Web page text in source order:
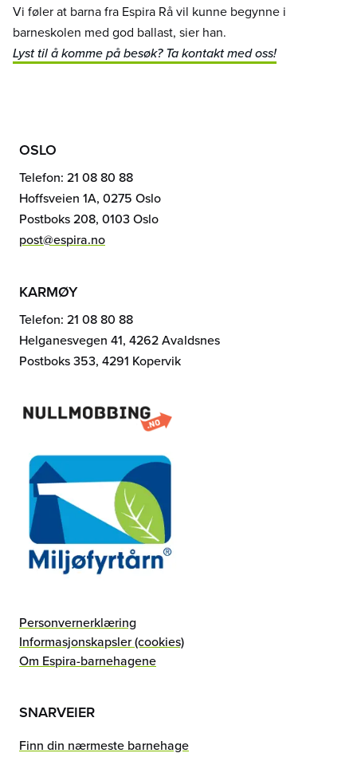
Vi føler at barna fra Espira Rå vil kunne begynne i
barneskolen med god ballast, sier han.
Lyst til å komme på besøk? Ta kontakt med oss!
OSLO
Telefon: 21 08 80 88
Hoffsveien 1A, 0275 Oslo
Postboks 208, 0103 Oslo
post@espira.no
KARMØY
Telefon: 21 08 80 88
Helganesvegen 41, 4262 Avaldsnes
Postboks 353, 4291 Kopervik
Personvernerklæring
Informasjonskapsler (cookies)
Om Espira-barnehagene
SNARVEIER
Finn din nærmeste barnehage